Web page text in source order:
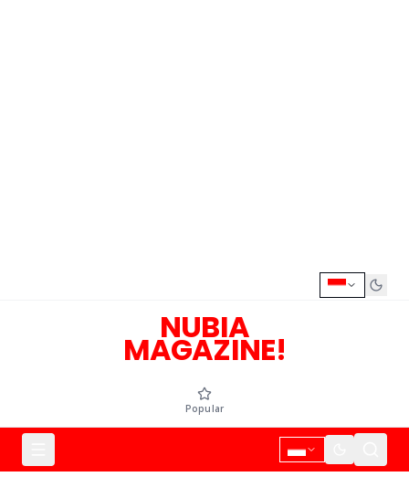
NUBIA
MAGAZINE!
Popular